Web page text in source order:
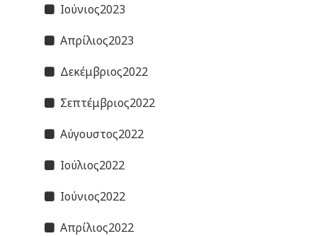
Ιούνιος2023
Απρίλιος2023
Δεκέμβριος2022
Σεπτέμβριος2022
Αύγουστος2022
Ιούλιος2022
Ιούνιος2022
Απρίλιος2022